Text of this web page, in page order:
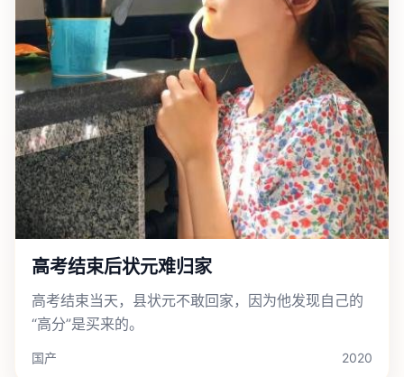
高考结束后状元难归家
高考结束当天，县状元不敢回家，因为他发现自己的
“高分”是买来的。
国产 2020